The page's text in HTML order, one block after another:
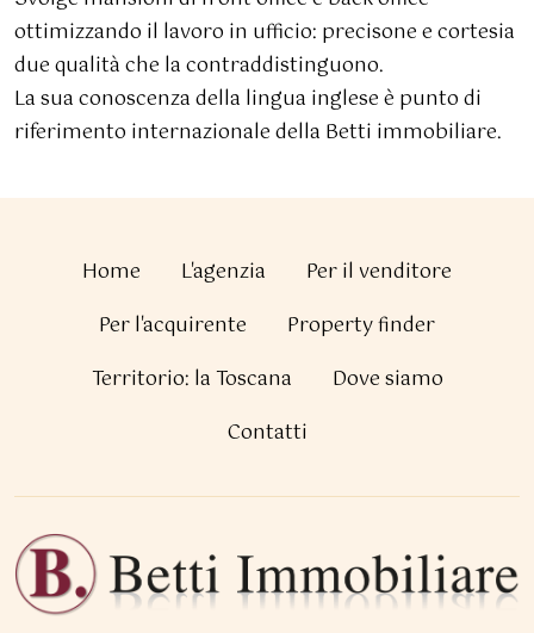
ottimizzando il lavoro in ufficio: precisone e cortesia
due qualità che la contraddistinguono.
La sua conoscenza della lingua inglese è punto di
riferimento internazionale della Betti immobiliare.
Home L'agenzia
Per il venditore
Per l'acquirente
Property finder
Territorio: la Toscana
Dove siamo
Contatti